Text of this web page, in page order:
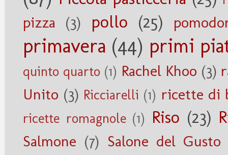
pizza (3) pollo (25)
primavera (44) primi
quinto quarto (1) Rachel Khoo (3)
Unito (3) Ricciarelli (1) ricette di
ricette romagnole (1) Riso (23)
Salmone (7) Salone del Gusto